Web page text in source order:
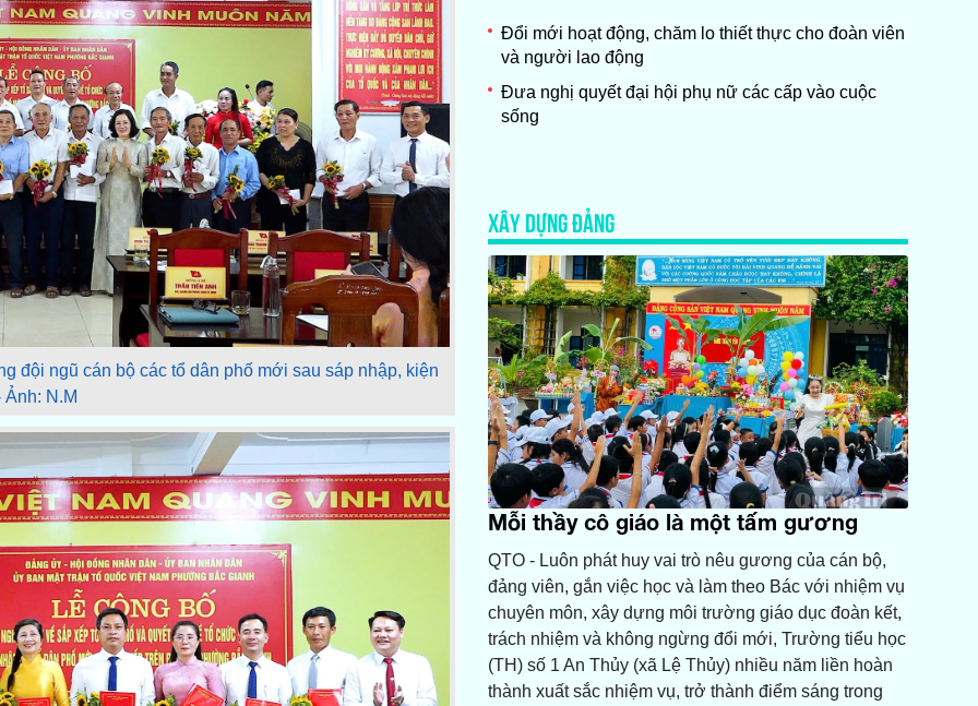
đội ngũ cán bộ các tổ dân phố mới sau sáp nhập, kiện
Ảnh: N.M
Đổi mới hoạt động, chăm lo thiết thực cho đoàn viên
và người lao động
Đưa nghị quyết đại hội phụ nữ các cấp vào cuộc
sống
XÂY DỰNG ĐẢNG
Mỗi thầy cô giáo là một tấm gương
QTO - Luôn phát huy vai trò nêu gương của cán bộ,
đảng viên, gắn việc học và làm theo Bác với nhiệm vụ
chuyên môn, xây dựng môi trường giáo dục đoàn kết,
trách nhiệm và không ngừng đổi mới, Trường tiểu học
(TH) số 1 An Thủy (xã Lệ Thủy) nhiều năm liền hoàn
thành xuất sắc nhiệm vụ, trở thành điểm sáng trong